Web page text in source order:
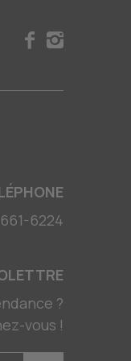
6224
?
vous !